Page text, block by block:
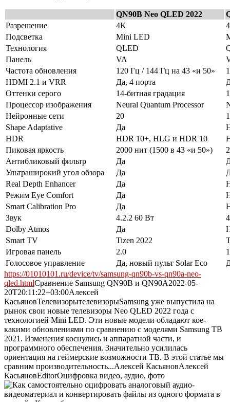
QN90B Neo QLED 2022
Разрешение
4K
Подсветка
Mini LED
Технология
QLED
Панель
VA
Частота обновления
120 Гц / 144 Гц на 43 «и 50»
HDMI 2.1 и VRR
Да, 4 порта
Оттенки серого
14-битная градация
Процессор изображения
Neural Quantum Processor
Нейронные сети
20
Shape Adaptative
Да
HDR
HDR 10+, HLG и HDR 10
Пиковая яркость
2000 нит (1500 в 43 «и 50»)
Антибликовый фильтр
Да
Ультраширокий угол обзора
Да
Real Depth Enhancer
Да
Режим Eye Comfort
Да
Smart Calibration Pro
Да
Звук
4.2.2 60 Вт
Dolby Atmos
Да
Smart TV
Tizen 2022
Игровая панель
2.0
Голосовое управление
Да, новый пульт Solar Eco
https://01010101.ru/device/tv/samsung-qn90b-vs-qn90a-neo-
qled.htmlСравнение Samsung QN90B и QN90A2022-05-
20T20:11:22+03:00Алексей
КасьяновТелевизорытелевизорыSamsung уже выпустила на
рынок свои новые телевизоры Neo QLED 2022 года с
технологией Mini LED. Эти новые модели обладают кое-
какими обновлениями по сравнению с моделями Samsung ТВ
2021. Изменения коснулись и аппаратной части, и
программного обеспечения. Значительно усилилась
ориентация на геймерские возможности ТВ. В этой статье мы
сравним производительность...Алексей КасьяновАлексей
КасьяновEditorОцифровка видео, аудио, фото